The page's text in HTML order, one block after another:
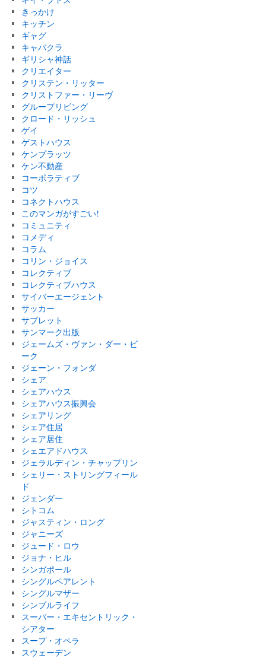
きっかけ
キッチン
ギャグ
キャバクラ
ギリシャ神話
クリエイター
クリステン・リッター
クリストファー・リーヴ
グループリビング
クロード・リッシュ
ゲイ
ゲストハウス
ケンプラッツ
ケン不動産
コーポラティブ
コツ
コネクトハウス
このマンガがすごい!
コミュニティ
コメディ
コラム
コリン・ジョイス
コレクティブ
コレクティブハウス
サイバーエージェント
サッカー
サブレット
サンマーク出版
ジェームズ・ヴァン・ダー・ビ
ーク
ジェーン・フォンダ
シェア
シェアハウス
シェアハウス振興会
シェアリング
シェア住居
シェア居住
シェエアドハウス
ジェラルディン・チャップリン
シェリー・ストリングフィール
ド
ジェンダー
シトコム
ジャスティン・ロング
ジャニーズ
ジュード・ロウ
ジョナ・ヒル
シンガポール
シングルペアレント
シングルマザー
シンプルライフ
スーパー・エキセントリック・
シアター
スープ・オペラ
スウェーデン